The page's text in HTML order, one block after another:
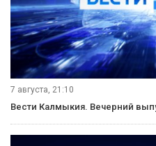
7 августа, 21:10
Вести Калмыкия. Вечерний